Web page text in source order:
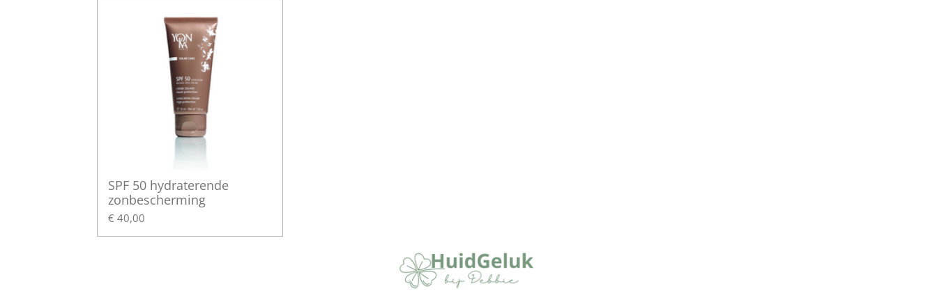
SPF 50 hydraterende
zonbescherming
€ 40,00